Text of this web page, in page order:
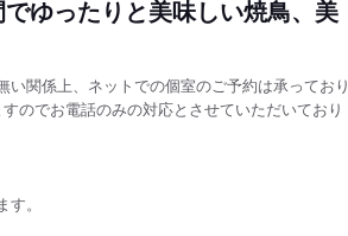
ゆったりと美味しい焼鳥、美
関係上、ネットでの個室のご予約は承っており
のでお電話のみの対応とさせていただいており
。